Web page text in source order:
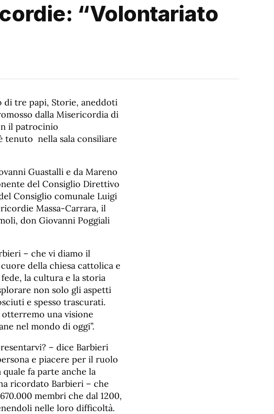
“Volontariato
di tre papi, Storie, aneddoti
dalla Misericordia di
il patrocinio
tenuto nella sala consiliare
Guastalli e da Mareno
del Consiglio Direttivo
Consiglio comunale Luigi
Massa-Carrara, il
don Giovanni Poggiali
– che vi diamo il
della chiesa cattolica e
la cultura e la storia
non solo gli aspetti
e spesso trascurati.
una visione
nel mondo di oggi”.
– dice Barbieri
e piacere per il ruolo
fa parte anche la
ricordato Barbieri – che
membri che dal 1200,
nelle loro difficoltà.